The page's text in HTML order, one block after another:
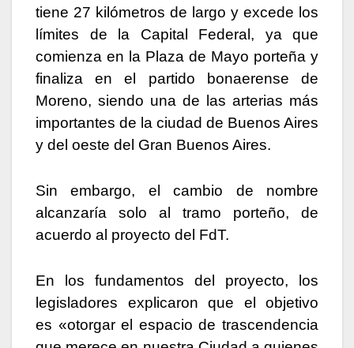
tiene 27 kilómetros de largo y excede los
límites de la Capital Federal, ya que
comienza en la Plaza de Mayo porteña y
finaliza en el partido bonaerense de
Moreno, siendo una de las arterias más
importantes de la ciudad de Buenos Aires
y del oeste del Gran Buenos Aires.
Sin embargo, el cambio de nombre
alcanzaría solo al tramo porteño, de
acuerdo al proyecto del FdT.
En los fundamentos del proyecto, los
legisladores explicaron que el objetivo
es «otorgar el espacio de trascendencia